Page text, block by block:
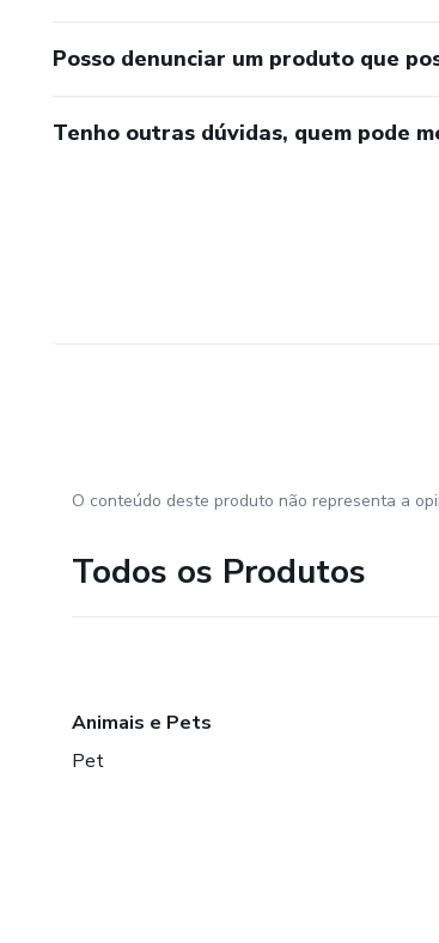
Posso denunciar um produto que
Tenho outras dúvidas, quem pode
O conteúdo deste produto não representa a
Todos os Produtos
Animais e Pets
Pet